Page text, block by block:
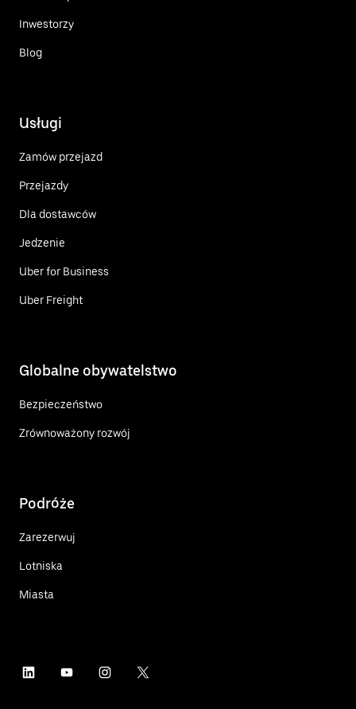
Inwestorzy
Blog
Usługi
Zamów przejazd
Przejazdy
Dla dostawców
Jedzenie
Uber for Business
Uber Freight
Globalne obywatelstwo
Bezpieczeństwo
Zrównoważony rozwój
Podróże
Zarezerwuj
Lotniska
Miasta